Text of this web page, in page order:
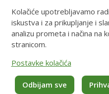
Kolačiće upotrebljavamo
iskustva i za prikupljanje i
analizu prometa i načina na
stranicom.
Postavke kolačića
Odbijam sve